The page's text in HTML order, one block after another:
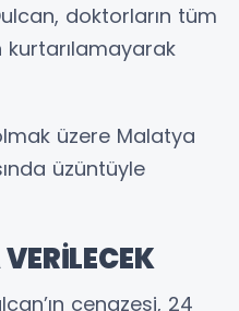
doktorların tüm
üzere Malatya
üzüntüyle
cenazesi, 24